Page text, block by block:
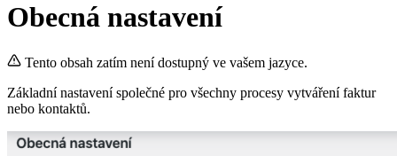
Obecná nastavení
Tento obsah zatím není dostupný ve vašem jazyce.
Základní nastavení společné pro všechny procesy vytváření faktur
nebo kontaktů.